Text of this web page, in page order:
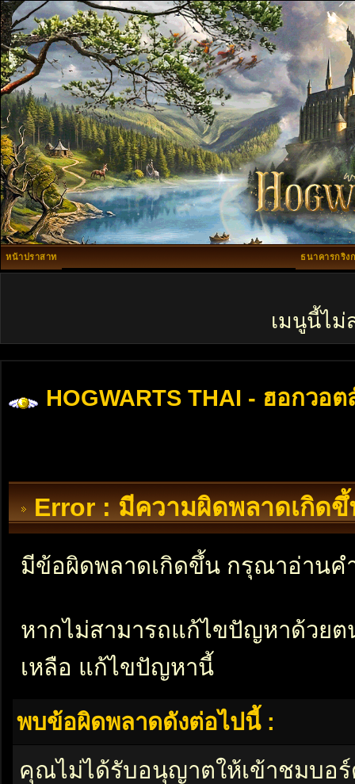
หน้าปราสาท ธนาคารกริง
เมนูนี้ไม่
HOGWARTS THAI - ฮอกวอต
Error : มีความผิดพลาดเกิดขึ้
มีข้อผิดพลาดเกิดขึ้น กรุณาอ่านค
หากไม่สามารถแก้ไขปัญหาด้วย
เหลือ แก้ไขปัญหานี้
พบข้อผิดพลาดดังต่อไปนี้ :
คุณไม่ได้รับอนุญาตให้เข้าชมบอ